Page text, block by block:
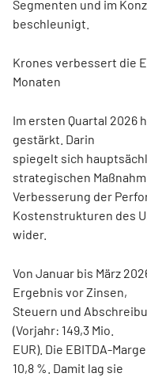
Segmenten und im
beschleunigt.
Krones verbessert die
Monaten
Im ersten Quartal 2026
gestärkt. Darin
spiegelt sich
strategischen
Verbesserung der
Kostenstrukturen des
wider.
Von Januar bis März
Ergebnis vor Zinsen,
Steuern und
(Vorjahr: 149,3 Mio.
EUR). Die EBITDA-
10,8 %. Damit lag sie